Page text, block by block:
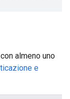
almeno uno
e